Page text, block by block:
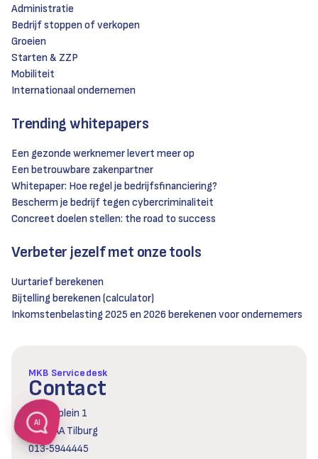
AI
Administratie
Bedrijf stoppen of verkopen
Groeien
Starten & ZZP
Mobiliteit
Internationaal ondernemen
Trending whitepapers
Een gezonde werknemer levert meer op
Een betrouwbare zakenpartner
Whitepaper: Hoe regel je bedrijfsfinanciering?
Bescherm je bedrijf tegen cybercriminaliteit
Concreet doelen stellen: the road to success
Verbeter jezelf met onze tools
Uurtarief berekenen
Bijtelling berekenen (calculator)
Inkomstenbelasting 2025 en 2026 berekenen voor ondernemers
MKB Servicedesk
Contact
Reitseplein 1
5037 AA Tilburg
013‑5944445